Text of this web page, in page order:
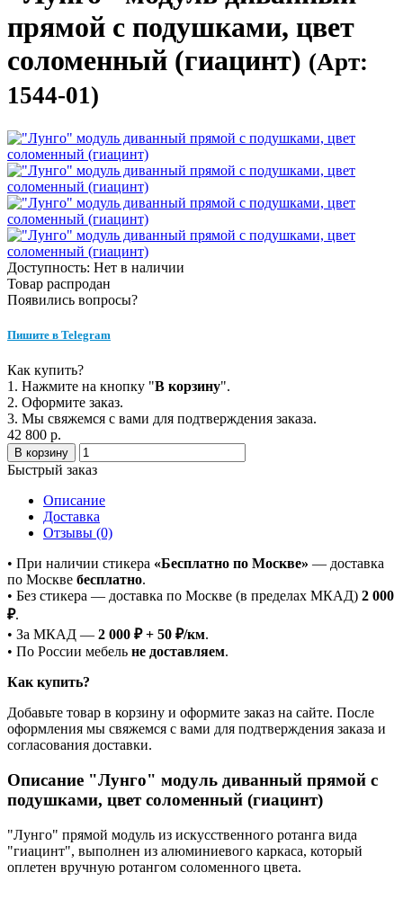
прямой с подушками, цвет
соломенный (гиацинт) (Арт:
1544-01)
Доступность: Нет в наличии
Товар распродан
Появились вопросы?
Пишите в Telegram
Как купить?
1. Нажмите на кнопку "В корзину".
2. Оформите заказ.
3. Мы свяжемся с вами для подтверждения заказа.
42 800 р.
В корзину
Быстрый заказ
Описание
Доставка
Отзывы (0)
• При наличии стикера «Бесплатно по Москве» — доставка
по Москве бесплатно.
• Без стикера — доставка по Москве (в пределах МКАД) 2 000
₽.
• За МКАД — 2 000 ₽ + 50 ₽/км.
• По России мебель не доставляем.
Как купить?
Добавьте товар в корзину и оформите заказ на сайте. После
оформления мы свяжемся с вами для подтверждения заказа и
согласования доставки.
Описание "Лунго" модуль диванный прямой с
подушками, цвет соломенный (гиацинт)
"Лунго" прямой модуль из искусственного ротанга вида
"гиацинт", выполнен из алюминиевого каркаса, который
оплетен вручную ротангом соломенного цвета.